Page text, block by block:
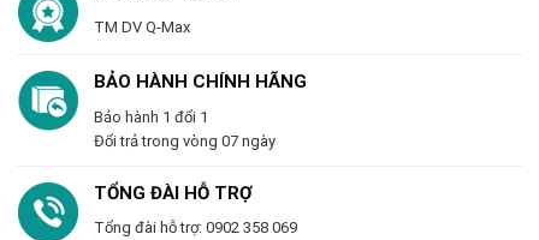
TM DV Q-Max
BẢO HÀNH CHÍNH HÃNG
Bảo hành 1 đổi 1
Đổi trả trong vòng 07 ngày
TỔNG ĐÀI HỖ TRỢ
Tổng đài hỗ trợ: 0902 358 069